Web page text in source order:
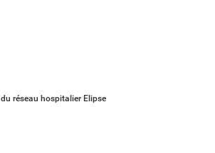
réseau hospitalier Elipse